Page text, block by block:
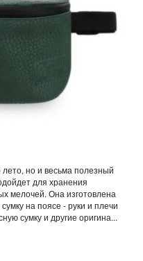
лето, но и весьма полезный
для хранения
мелочей. Она изготовлена
на поясе - руки и плечи
сумку и другие оригина...